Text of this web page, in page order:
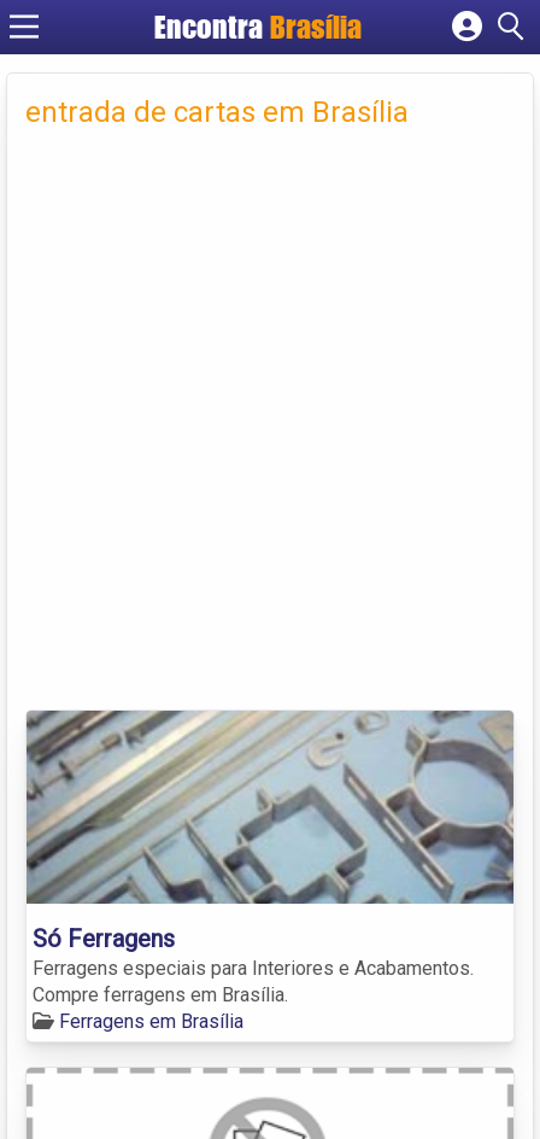
EncontraBrasília
Cadastrar empresa
Criar conta
entrada de cartas em Brasília
Só Ferragens
Ferragens especiais para Interiores e Acabamentos.
Compre ferragens em Brasília.
Ferragens em Brasília